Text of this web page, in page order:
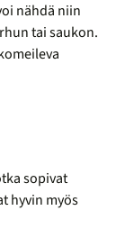
nähdä niin
tai saukon.
sopivat
hyvin myös